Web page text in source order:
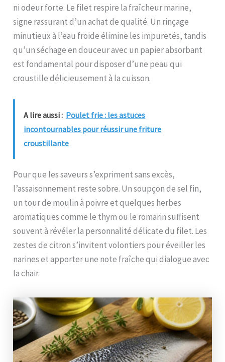
ni odeur forte. Le filet respire la fraîcheur marine,
signe rassurant d’un achat de qualité. Un rinçage
minutieux à l’eau froide élimine les impuretés, tandis
qu’un séchage en douceur avec un papier absorbant
est fondamental pour disposer d’une peau qui
croustille délicieusement à la cuisson.
A lire aussi : Poulet frie : les astuces
incontournables pour réussir une friture
croustillante
Pour que les saveurs s’expriment sans excès,
l’assaisonnement reste sobre. Un soupçon de sel fin,
un tour de moulin à poivre et quelques herbes
aromatiques comme le thym ou le romarin suffisent
souvent à révéler la personnalité délicate du filet. Les
zestes de citron s’invitent volontiers pour éveiller les
narines et apporter une note fraîche qui dialogue avec
la chair.